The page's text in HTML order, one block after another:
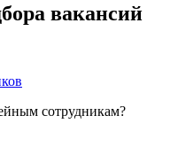
вакансий
сотрудникам?